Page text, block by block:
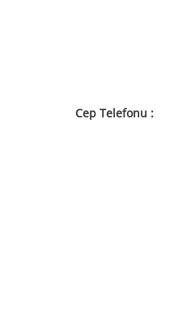
Cep Telefonu :